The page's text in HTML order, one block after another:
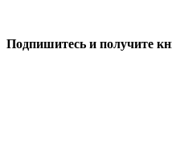
Подпишитесь и получите